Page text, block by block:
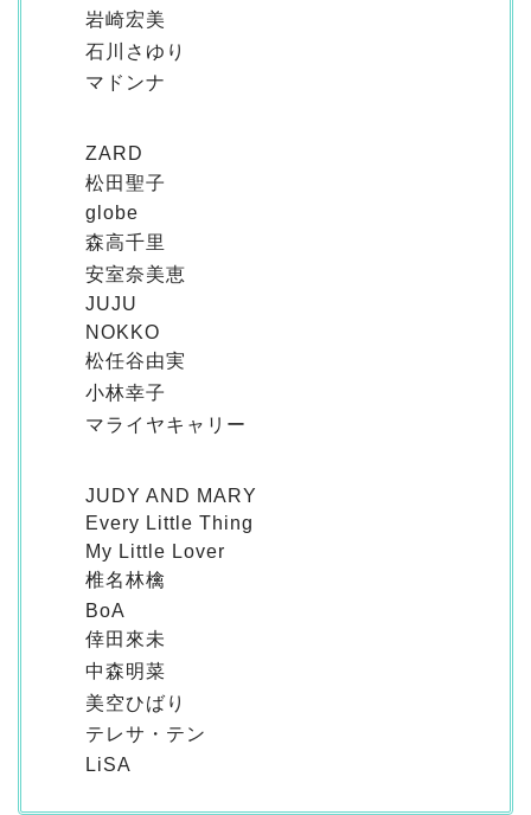
岩崎宏美
石川さゆり
マドンナ
ZARD
松田聖子
globe
森高千里
安室奈美恵
JUJU
NOKKO
松任谷由実
小林幸子
マライヤキャリー
JUDY AND MARY
Every Little Thing
My Little Lover
椎名林檎
BoA
倖田來未
中森明菜
美空ひばり
テレサ・テン
LiSA